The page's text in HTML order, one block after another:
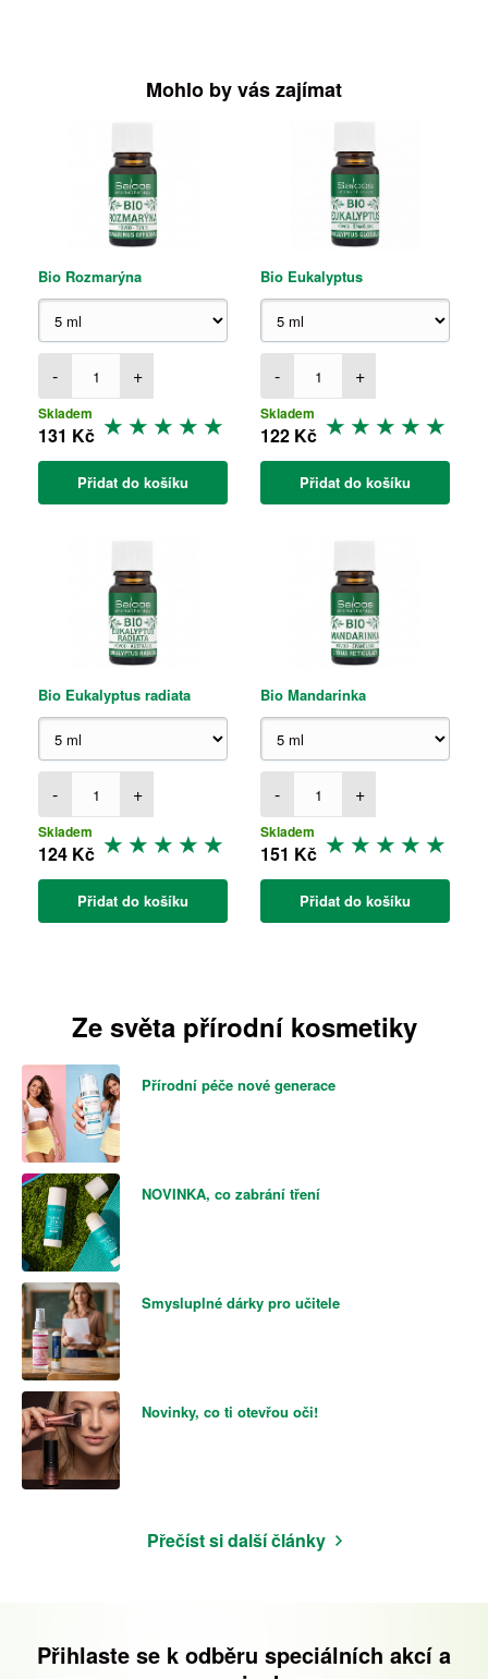
Mohlo by vás zajímat
Bio Rozmarýna
- +
Skladem
131 Kč
Přidat do košíku
Bio Eukalyptus
- +
Skladem
122 Kč
Přidat do košíku
Bio Eukalyptus radiata
- +
Skladem
124 Kč
Přidat do košíku
Bio Mandarinka
- +
Skladem
151 Kč
Přidat do košíku
Ze světa přírodní kosmetiky
Přírodní péče nové generace
NOVINKA, co zabrání tření
Smysluplné dárky pro učitele
Novinky, co ti otevřou oči!
Přečíst si další články
Přihlaste se k odběru speciálních akcí a